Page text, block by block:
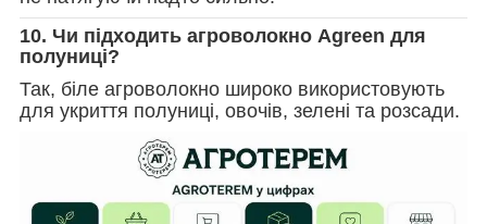
10. Чи підходить агроволокно Agreen для
полуниці?
Так, біле агроволокно широко використовують
для укриття полуниці, овочів, зелені та розсади.